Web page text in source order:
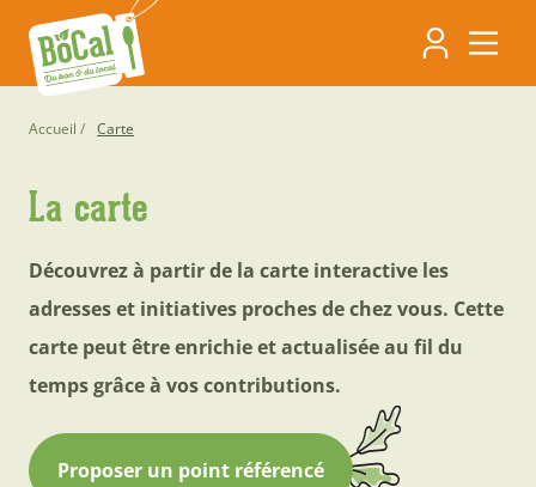
contenu
principal
Fil
d'Ariane
Accueil Carte
La carte
Découvrez à partir de la carte interactive les
adresses et initiatives proches de chez vous. Cette
carte peut être enrichie et actualisée au fil du
temps grâce à vos contributions.
Proposer un point référencé